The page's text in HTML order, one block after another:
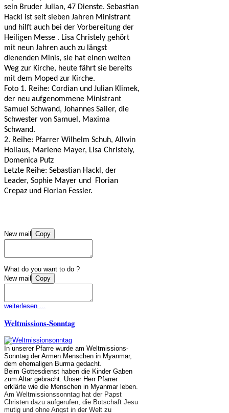
sein Bruder Julian, 47 Dienste. Sebastian
Hackl ist seit sieben Jahren Ministrant
und hilft auch bei der Vorbereitung der
Heiligen Messe . Lisa Christely gehört
mit neun Jahren auch zu längst
dienenden Minis, sie hat einen weiten
Weg zur Kirche, heute fährt sie bereits
mit dem Moped zur Kirche.
Foto 1. Reihe: Cordian und Julian Klimek,
der neu aufgenommene Ministrant
Samuel Schwand, Johannes Sailer, die
Schwester von Samuel, Maxima
Schwand.
2. Reihe: Pfarrer Wilhelm Schuh, Allwin
Hollaus, Marlene Mayer, Lisa Christely,
Domenica Putz
Letzte Reihe: Sebastian Hackl, der
Leader, Sophie Mayer und Florian
Crepaz und Florian Fessler.
New mail Copy
What do you want to do ?
New mail
Copy
weiterlesen ...
Weltmissions-Sonntag
In unserer Pfarre wurde am Weltmissions-
Sonntag der Armen Menschen in Myanmar,
dem ehemaligen Burma gedacht.
Beim Gottesdienst haben die Kinder Gaben
zum Altar gebracht. Unser Herr Pfarrer
erklärte wie die Menschen in Myanmar leben.
Am Weltmissionssonntag hat der Papst
Christen dazu aufgerufen, die Botschaft Jesu
mutig und ohne Angst in der Welt zu